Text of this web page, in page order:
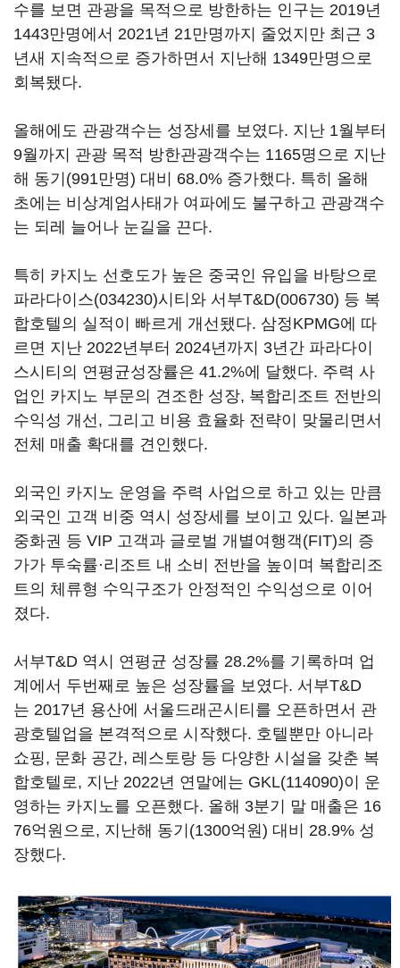
수를 보면 관광을 목적으로 방한하는 인구는 2019년
1443만명에서 2021년 21만명까지 줄었지만 최근 3
년새 지속적으로 증가하면서 지난해 1349만명으로
회복됐다.
올해에도 관광객수는 성장세를 보였다. 지난 1월부터
9월까지 관광 목적 방한관광객수는 1165명으로 지난
해 동기(991만명) 대비 68.0% 증가했다. 특히 올해
초에는 비상계엄사태가 여파에도 불구하고 관광객수
는 되레 늘어나 눈길을 끈다.
특히 카지노 선호도가 높은 중국인 유입을 바탕으로
파라다이스(034230)시티와 서부T&D(006730) 등 복
합호텔의 실적이 빠르게 개선됐다. 삼정KPMG에 따
르면 지난 2022년부터 2024년까지 3년간 파라다이
스시티의 연평균성장률은 41.2%에 달했다. 주력 사
업인 카지노 부문의 견조한 성장, 복합리조트 전반의
수익성 개선, 그리고 비용 효율화 전략이 맞물리면서
전체 매출 확대를 견인했다.
외국인 카지노 운영을 주력 사업으로 하고 있는 만큼
외국인 고객 비중 역시 성장세를 보이고 있다. 일본과
중화권 등 VIP 고객과 글로벌 개별여행객(FIT)의 증
가가 투숙률·리조트 내 소비 전반을 높이며 복합리조
트의 체류형 수익구조가 안정적인 수익성으로 이어
졌다.
서부T&D 역시 연평균 성장률 28.2%를 기록하며 업
계에서 두번째로 높은 성장률을 보였다. 서부T&D
는 2017년 용산에 서울드래곤시티를 오픈하면서 관
광호텔업을 본격적으로 시작했다. 호텔뿐만 아니라
쇼핑, 문화 공간, 레스토랑 등 다양한 시설을 갖춘 복
합호텔로, 지난 2022년 연말에는 GKL(114090)이 운
영하는 카지노를 오픈했다. 올해 3분기 말 매출은 16
76억원으로, 지난해 동기(1300억원) 대비 28.9% 성
장했다.